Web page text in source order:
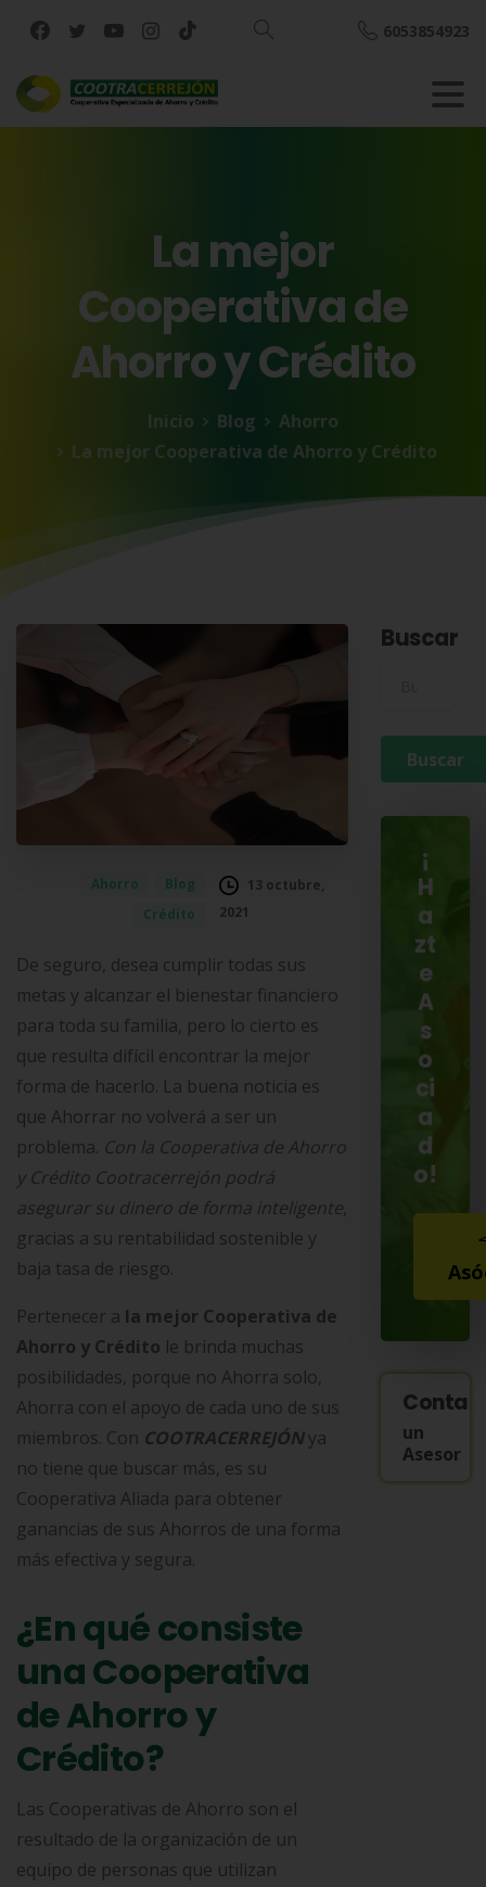
Buscar
6053854923
Lamejor
Cooperativade
AhorroyCrédito
Inicio Blog
Ahorro
La mejor Cooperativa de Ahorro y Crédito
Ahorro
Blog
Crédito
13 octubre,
2021
De seguro, desea cumplir todas sus
metas y alcanzar el bienestar financiero
para toda su familia, pero lo cierto es
que resulta difícil encontrar la mejor
forma de hacerlo. La buena noticia es
que Ahorrar no volverá a ser un
problema. Con la Cooperativa de Ahorro
y Crédito Cootracerrejón podrá
asegurar su dinero de forma inteligente,
gracias a su rentabilidad sostenible y
baja tasa de riesgo.
Pertenecer a la mejor Cooperativa de
Ahorro y Crédito le brinda muchas
posibilidades, porque no Ahorra solo,
Ahorra con el apoyo de cada uno de sus
miembros. Con COOTRACERREJÓNya
no tiene que buscar más, es su
Cooperativa Aliada para obtener
ganancias de sus Ahorros de una forma
más efectiva y segura.
¿En qué consiste
una Cooperativa
de Ahorro y
Crédito?
Las Cooperativas de Ahorro son el
resultado de la organización de un
equipo de personas que utilizan
Buscar
¡
H
a
zt
e
A
s
o
ci
a
d
o!
un
Asesor